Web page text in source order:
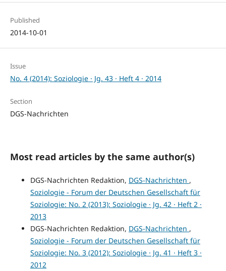
Published
2014-10-01
Issue
No. 4 (2014): Soziologie · Jg. 43 · Heft 4 · 2014
Section
DGS-Nachrichten
Most read articles by the same author(s)
DGS-Nachrichten Redaktion, DGS-Nachrichten ,
Soziologie - Forum der Deutschen Gesellschaft für
Soziologie: No. 2 (2013): Soziologie · Jg. 42 · Heft 2 ·
2013
DGS-Nachrichten Redaktion, DGS-Nachrichten ,
Soziologie - Forum der Deutschen Gesellschaft für
Soziologie: No. 3 (2012): Soziologie · Jg. 41 · Heft 3 ·
2012